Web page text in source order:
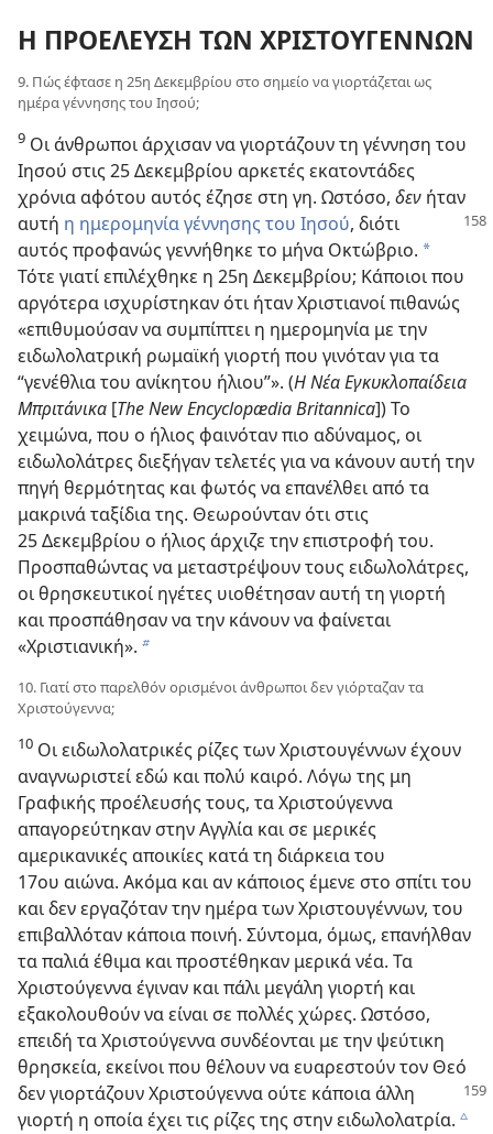
Η ΠΡΟΕΛΕΥΣΗ ΤΩΝ ΧΡΙΣΤΟΥΓΕΝΝΩΝ
9. Πώς έφτασε η 25η Δεκεμβρίου στο σημείο να γιορτάζεται ως
ημέρα γέννησης του Ιησού;
9 Οι άνθρωποι άρχισαν να γιορτάζουν τη γέννηση του
Ιησού στις 25 Δεκεμβρίου αρκετές εκατοντάδες
χρόνια αφότου αυτός έζησε στη γη. Ωστόσο, δεν ήταν
αυτή η ημερομηνία γέννησης του Ιησού, διότι
αυτός προφανώς γεννήθηκε το μήνα Οκτώβριο. a
Τότε γιατί επιλέχθηκε η 25η Δεκεμβρίου; Κάποιοι που
αργότερα ισχυρίστηκαν ότι ήταν Χριστιανοί πιθανώς
«επιθυμούσαν να συμπίπτει η ημερομηνία με την
ειδωλολατρική ρωμαϊκή γιορτή που γινόταν για τα
“γενέθλια του ανίκητου ήλιου”». (Η Νέα Εγκυκλοπαίδεια
Μπριτάνικα [The New Encyclopædia Britannica]) Το
χειμώνα, που ο ήλιος φαινόταν πιο αδύναμος, οι
ειδωλολάτρες διεξήγαν τελετές για να κάνουν αυτή την
πηγή θερμότητας και φωτός να επανέλθει από τα
μακρινά ταξίδια της. Θεωρούνταν ότι στις
25 Δεκεμβρίου ο ήλιος άρχιζε την επιστροφή του.
Προσπαθώντας να μεταστρέψουν τους ειδωλολάτρες,
οι θρησκευτικοί ηγέτες υιοθέτησαν αυτή τη γιορτή
και προσπάθησαν να την κάνουν να φαίνεται
«Χριστιανική». b
10. Γιατί στο παρελθόν ορισμένοι άνθρωποι δεν γιόρταζαν τα
Χριστούγεννα;
10 Οι ειδωλολατρικές ρίζες των Χριστουγέννων έχουν
αναγνωριστεί εδώ και πολύ καιρό. Λόγω της μη
Γραφικής προέλευσής τους, τα Χριστούγεννα
απαγορεύτηκαν στην Αγγλία και σε μερικές
αμερικανικές αποικίες κατά τη διάρκεια του
17ου αιώνα. Ακόμα και αν κάποιος έμενε στο σπίτι του
και δεν εργαζόταν την ημέρα των Χριστουγέννων, του
επιβαλλόταν κάποια ποινή. Σύντομα, όμως, επανήλθαν
τα παλιά έθιμα και προστέθηκαν μερικά νέα. Τα
Χριστούγεννα έγιναν και πάλι μεγάλη γιορτή και
εξακολουθούν να είναι σε πολλές χώρες. Ωστόσο,
επειδή τα Χριστούγεννα συνδέονται με την ψεύτικη
θρησκεία, εκείνοι που θέλουν να ευαρεστούν τον Θεό
δεν γιορτάζουν Χριστούγεννα ούτε κάποια άλλη
γιορτή η οποία έχει τις ρίζες της στην ειδωλολατρία. c